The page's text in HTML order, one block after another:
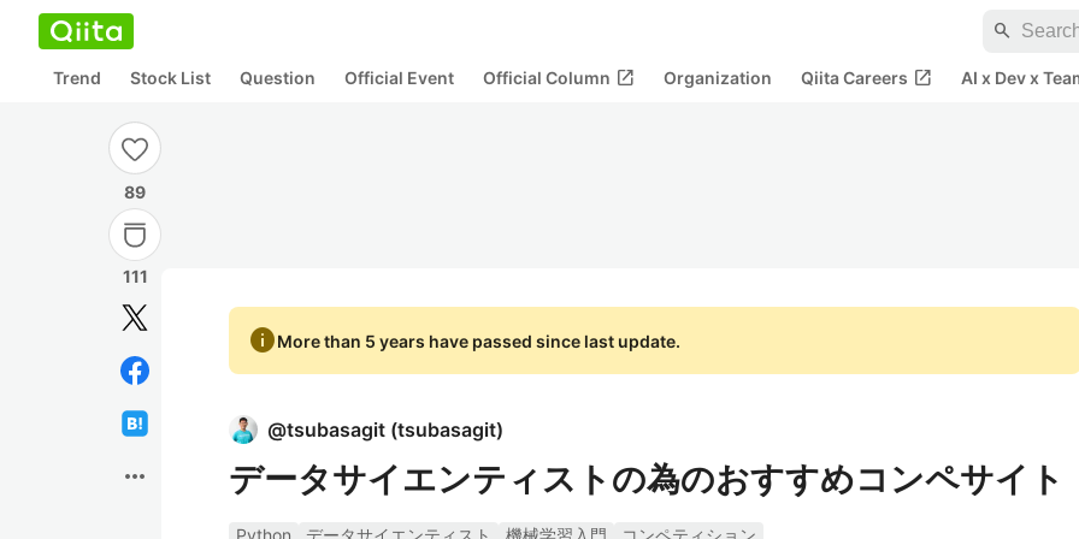
search
Trend Stock List Question Official Event Official Column open_in_new Organization Qiita Careers open_in_new AI x Dev x
89
111
more_horiz
infoMore than 5 years have passed since last update.
@tsubasagit (tsubasagit)
データサイエンティストの為のおすすめコンペサイト
Python データサイエンティスト 機械学習入門
コンペティション